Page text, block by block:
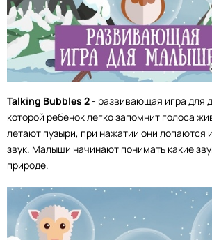
Talking Bubbles 2- развивающая игра для
которой ребенок легко запомнит голоса
летают пузыри, при нажатии они лопаются
звук. Малыши начинают понимать какие
природе.